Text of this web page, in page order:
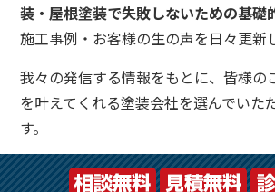
装・屋根塗装で失敗しないための基礎
施工事例・お客様の生の声を日々更新
我々の発信する情報をもとに、皆様の
を叶えてくれる塗装会社を選んでいた
す。